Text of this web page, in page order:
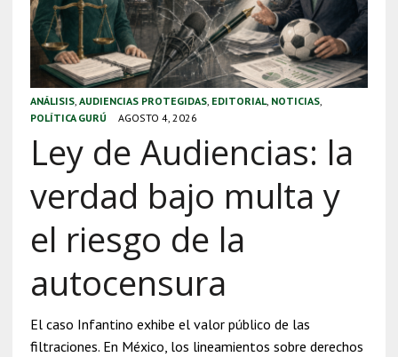
ANÁLISIS, AUDIENCIAS PROTEGIDAS, EDITORIAL, NOTICIAS,
POLÍTICA GURÚ
AGOSTO 4, 2026
Ley de Audiencias: la
verdad bajo multa y
el riesgo de la
autocensura
El caso Infantino exhibe el valor público de las
filtraciones. En México, los lineamientos sobre derechos